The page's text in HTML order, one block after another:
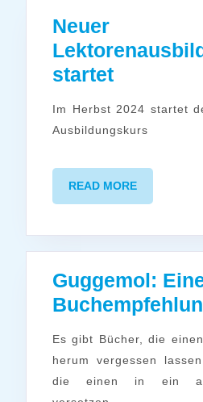
Neuer
startetNeuer
startet
Im Herbst 2024 startet der neue Lektoren-
Ausbildungskurs
READ MOREREAD
MORE
Guggemol:
Es gibt Bücher, die einen die Welt um sich
herum vergessen
die einen in ein